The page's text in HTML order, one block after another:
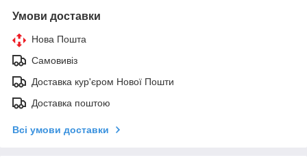
Умови доставки
Нова Пошта
Самовивіз
Доставка кур'єром Нової Пошти
Доставка поштою
Всі умови доставки